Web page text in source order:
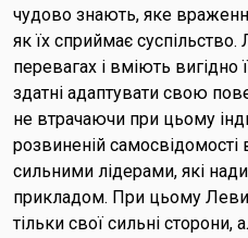
чудово знають, яке
як їх сприймає
перевагах і вміють
здатні адаптувати свою
не втрачаючи при цьому
розвиненій самосвідомості
сильними лідерами, які
прикладом. При цьому
тільки свої сильні сторони,